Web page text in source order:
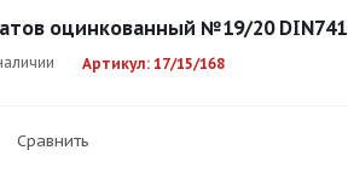
оцинкованный №19/20 DIN741
Артикул: 17/15/168
Сравнить